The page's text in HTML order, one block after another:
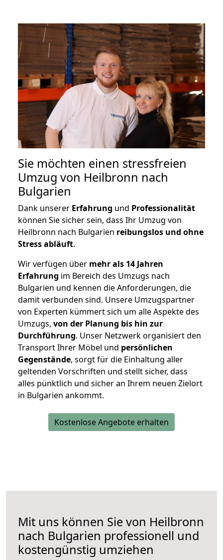
Sie möchten einen stressfreien
Umzug von Heilbronn nach
Bulgarien
Dank unserer Erfahrung und Professionalität
können Sie sicher sein, dass Ihr Umzug von
Heilbronn nach Bulgarien reibungslos und ohne
Stress abläuft.
Wir verfügen über mehr als 14 Jahren
Erfahrung im Bereich des Umzugs nach
Bulgarien und kennen die Anforderungen, die
damit verbunden sind. Unsere Umzugspartner
von Experten kümmert sich um alle Aspekte des
Umzugs, von der Planung bis hin zur
Durchführung. Unser Netzwerk organisiert den
Transport Ihrer Möbel und persönlichen
Gegenstände, sorgt für die Einhaltung aller
geltenden Vorschriften und stellt sicher, dass
alles pünktlich und sicher an Ihrem neuen Zielort
in Bulgarien ankommt.
Kostenlose Angebote erhalten
Mit uns können Sie von Heilbronn
nach Bulgarien professionell und
kostengünstig umziehen